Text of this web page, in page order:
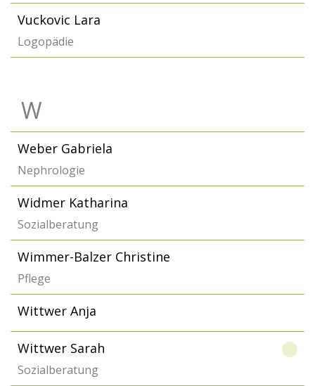
Vuckovic Lara
Logopädie
W
Weber Gabriela
Nephrologie
Widmer Katharina
Sozialberatung
Wimmer-Balzer Christine
Pflege
Wittwer Anja
Wittwer Sarah
Sozialberatung